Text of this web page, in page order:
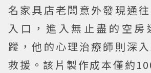
名家具店老闆意外發現通
入口，進入無止盡的空房
蹤，他的心理治療師則深
救援。該片製作成本僅約